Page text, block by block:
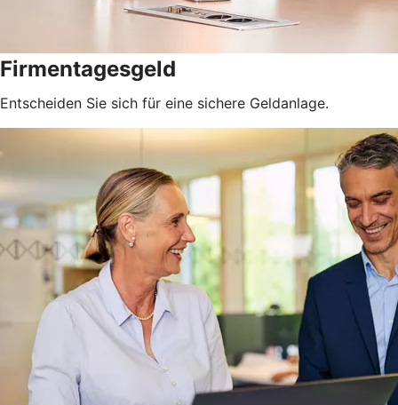
Firmentagesgeld
Entscheiden Sie sich für eine sichere Geldanlage.